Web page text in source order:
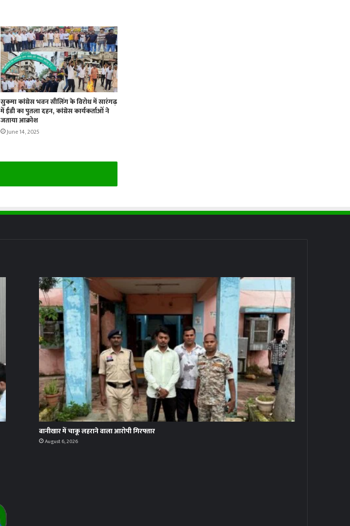
सुकमा कांग्रेस भवन सीलिंग के विरोध में सारंगढ़
में ईडी का पुतला दहन, कांग्रेस कार्यकर्ताओं ने
जताया आक्रोश
June 14, 2025
बानीखार में चाकू लहराने वाला आरोपी गिरफ्तार
August 6, 2026